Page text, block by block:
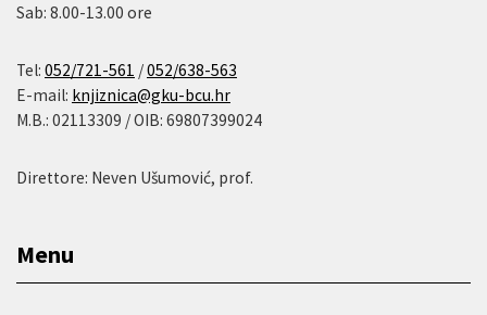
Sab: 8.00-13.00 ore
Tel: 052/721-561 /052/638-563
E-mail: knjiznica@gku-bcu.hr
M.B.: 02113309 / OIB: 69807399024
Direttore: Neven Ušumović, prof.
Menu